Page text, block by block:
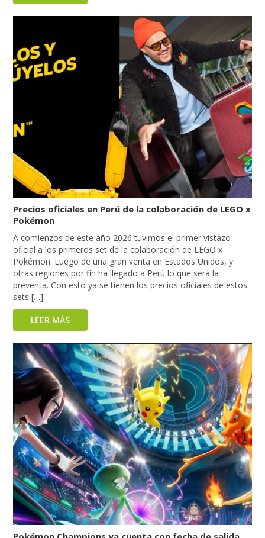
Precios oficiales en Perú de la colaboración de LEGO x
Pokémon
A comienzos de este año 2026 tuvimos el primer vistazo
oficial a los primeros set de la colaboración de LEGO x
Pokémon. Luego de una gran venta en Estados Unidos, y
otras regiones por fin ha llegado a Perú lo que será la
preventa. Con esto ya se tienen los precios oficiales de estos
sets […]
LEER MÁS